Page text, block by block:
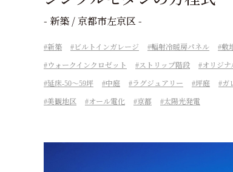
- 新築 / 京都市左京区 -
新築 ビルトインガレージ 輻射冷暖房パネル 敷
ウォークインクロゼット ストリップ階段 オリジ
延床-50～59坪 中庭 ラグジュアリー 坪庭 ガ
美観地区 オール電化 京都 太陽光発電